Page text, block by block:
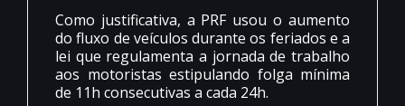
Como justificativa, a PRF usou o aumento
do fluxo de veículos durante os feriados e a
lei que regulamenta a jornada de trabalho
aos motoristas estipulando folga mínima
de 11h consecutivas a cada 24h.